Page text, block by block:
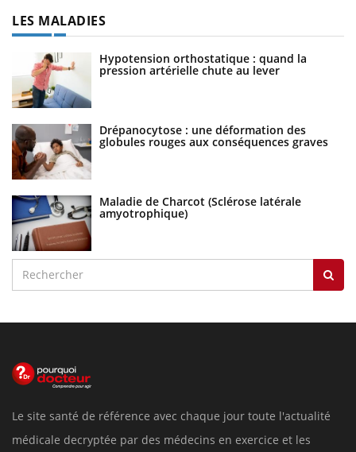
LES MALADIES
Hypotension orthostatique : quand la
pression artérielle chute au lever
Drépanocytose : une déformation des
globules rouges aux conséquences graves
Maladie de Charcot (Sclérose latérale
amyotrophique)
Le site santé de référence avec chaque jour toute l'actualité
médicale decryptée par des médecins en exercice et les